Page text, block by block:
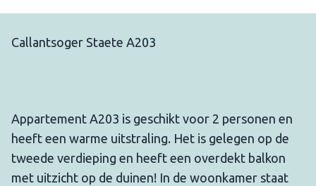
Callantsoger Staete A203
Appartement A203 is geschikt voor 2 personen en
heeft een warme uitstraling. Het is gelegen op de
tweede verdieping en heeft een overdekt balkon
met uitzicht op de duinen! In de woonkamer staat